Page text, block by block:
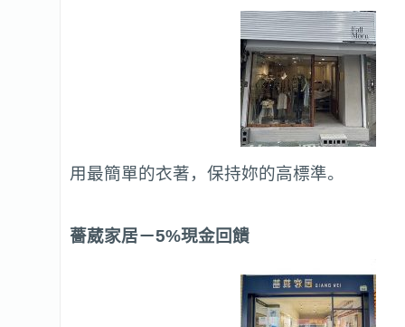
用最簡單的衣著，保持妳的高標準。
薔葳家居－5%現金回饋